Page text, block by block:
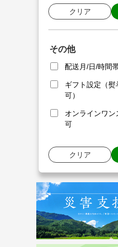
クリア
その他
配送月/日/時間
ギフト設定（熨
可）
オンラインワ
可
クリア